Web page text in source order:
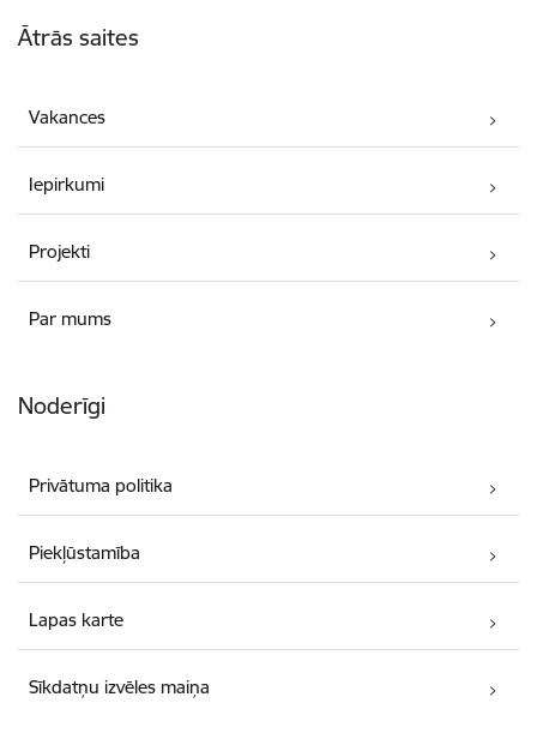
Ātrās saites
Vakances
Iepirkumi
Projekti
Par mums
Noderīgi
Privātuma politika
Piekļūstamība
Lapas karte
Sīkdatņu izvēles maiņa